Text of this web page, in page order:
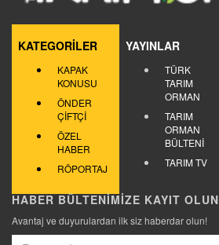
KATEGORİLER
KAPAK
KONUSU
ÖNDER
ÇİFTÇİ
ÖZEL
HABER
RÖPORTAJ
YAYINLAR
TÜRK
TARIM
ORMAN
TARIM
ORMAN
BÜLTENİ
TARIM TV
HABER BÜLTENİMİZE KAYIT OLUN
Avantaj ve duyurulardan ilk siz haberdar olun!